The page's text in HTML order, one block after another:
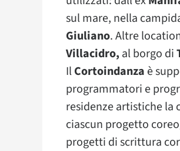
sul mare, nella
Giuliano. Altre
Villacidro, al borgo di
IlCortoindanza è
programmatori e
residenze artistiche la
ciascun progetto
progetti di scrittura